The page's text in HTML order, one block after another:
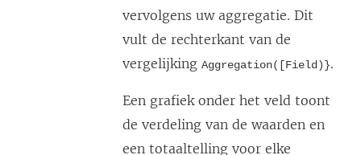
vervolgens uw aggregatie. Dit
vult de rechterkant van de
vergelijking Aggregation([Field)}.
Een grafiek onder het veld toont
de verdeling van de waarden en
een totaaltelling voor elke